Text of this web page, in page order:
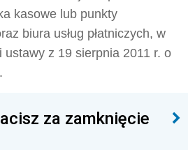
kasowe lub punkty
biura usług płatniczych, w
z 19 sierpnia 2011 r. o
za zamknięcie